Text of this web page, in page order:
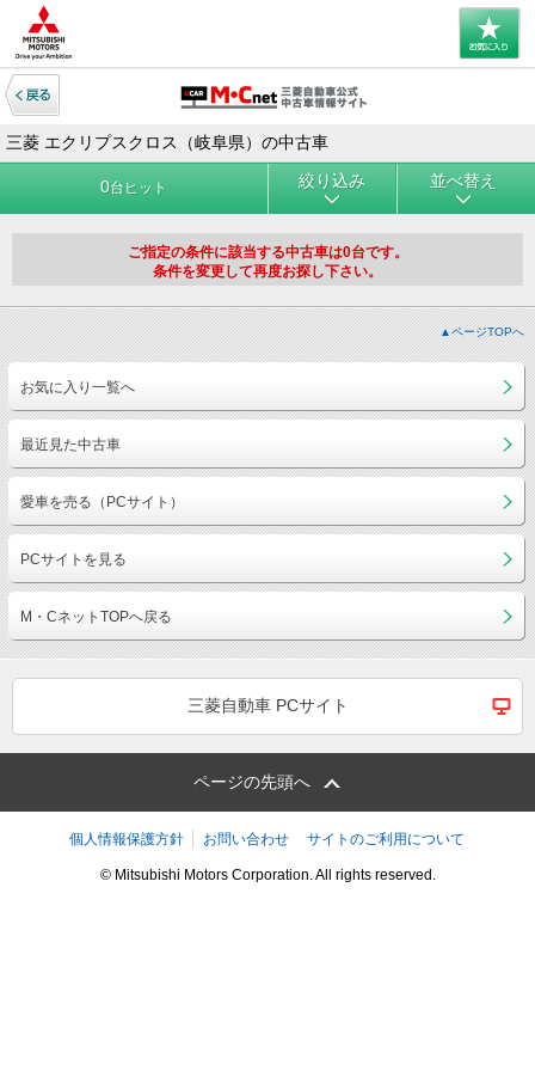
三菱 エクリプスクロス（岐阜県）の中古車
0台ヒット 絞り込み 並べ替え
ご指定の条件に該当する中古車は0台です。
条件を変更して再度お探し下さい。
▲ページTOPへ
お気に入り一覧へ
最近見た中古車
愛車を売る（PCサイト）
PCサイトを見る
M・CネットTOPへ戻る
三菱自動車 PCサイト
ページの先頭へ
個人情報保護方針 お問い合わせ サイトのご利用について
© Mitsubishi Motors Corporation. All rights reserved.